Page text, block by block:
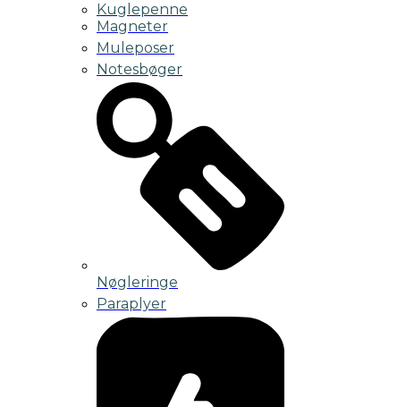
Kuglepenne
Magneter
Muleposer
Notesbøger
Nøgleringe
Paraplyer